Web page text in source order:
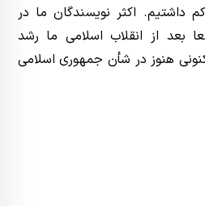
داشتیم. اکثر نویسندگان ما در
بعد از انقلاب اسلامی ما رشد
هنوز در شأن جمهوری اسلامی